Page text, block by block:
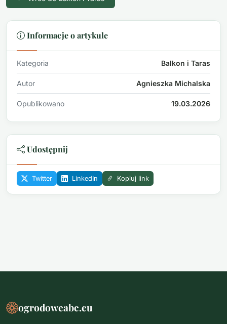
Informacje o artykule
Kategoria Balkon i Taras
Autor Agnieszka Michalska
Opublikowano 19.03.2026
Udostępnij
Twitter LinkedIn Kopiuj link
ogrodoweabc.eu